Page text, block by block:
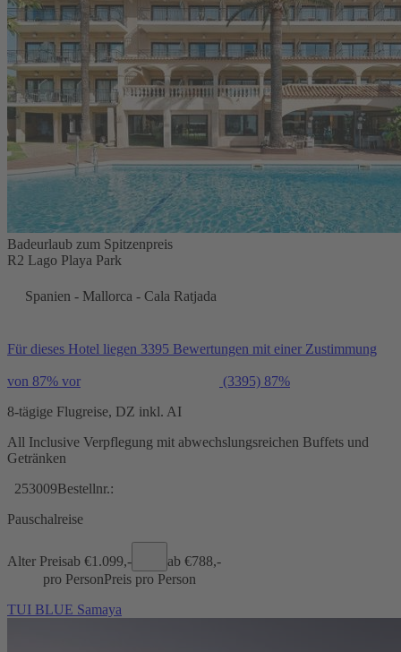
Badeurlaub zum Spitzenpreis
R2 Lago Playa Park
Spanien - Mallorca - Cala Ratjada
Für dieses Hotel liegen 3395 Bewertungen mit einer Zustimmung
von 87% vor (3395) 87%
8-tägige Flugreise, DZ inkl. AI
All Inclusive Verpflegung mit abwechslungsreichen Buffets und
Getränken
253009Bestellnr.:
Pauschalreise
Alter Preisab €1.099,- ab €788,-
pro PersonPreis pro Person
TUI BLUE Samaya